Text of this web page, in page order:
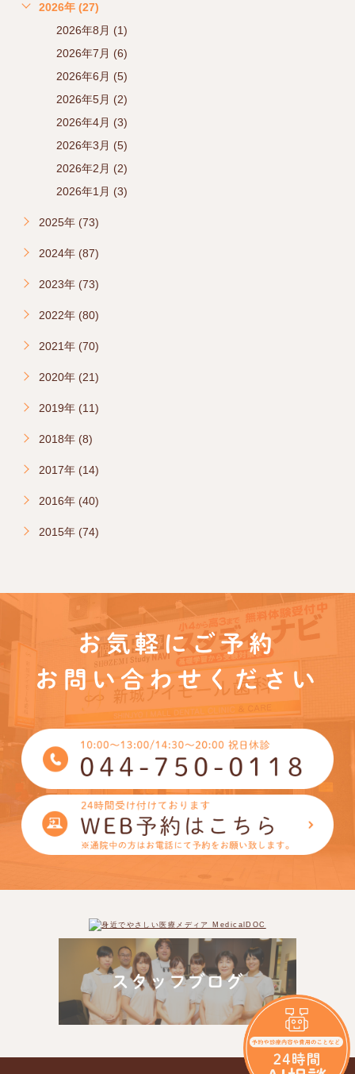
2026年 (27)
2026年8月 (1)
2026年7月 (6)
2026年6月 (5)
2026年5月 (2)
2026年4月 (3)
2026年3月 (5)
2026年2月 (2)
2026年1月 (3)
2025年 (73)
2024年 (87)
2023年 (73)
2022年 (80)
2021年 (70)
2020年 (21)
2019年 (11)
2018年 (8)
2017年 (14)
2016年 (40)
2015年 (74)
お気軽にご予約
お問い合わせください